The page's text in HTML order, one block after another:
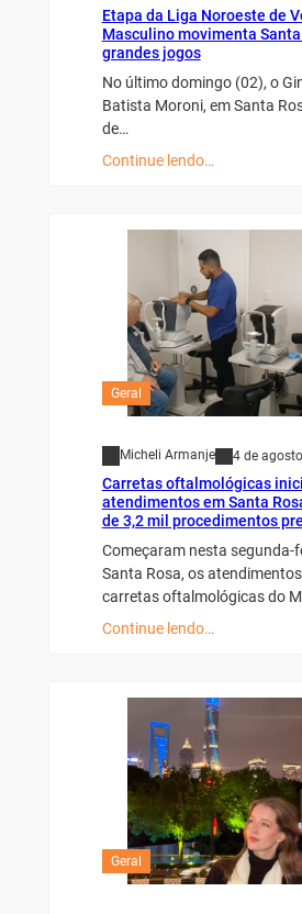
Etapa da Liga Noroeste de
Masculino movimenta
grandes jogos
No último domingo (02), o
Batista Moroni, em Santa
de…
Continue lendo…
Geral
Micheli Armanje 4 de
Carretas oftalmológicas
atendimentos em Santa
de 3,2 mil procedimentos
Começaram nesta segunda-
Santa Rosa, os
carretas oftalmológicas do
Continue lendo…
Geral